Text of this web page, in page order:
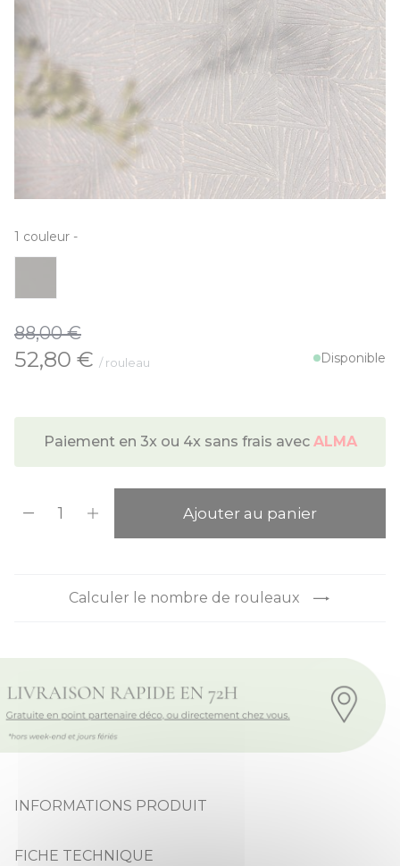
1 couleur -
88,00 €
À partir de:
52,80 € / rouleau Disponible
Paiement en 3x ou 4x sans frais avec ALMA
Ajouter au panier
Calculer le nombre de rouleaux
INFORMATIONS PRODUIT
FICHE TECHNIQUE